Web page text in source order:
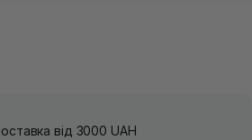
від 3000 UAH